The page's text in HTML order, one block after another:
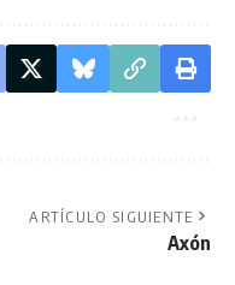
ARTÍCULO SIGUIENTE
Axón